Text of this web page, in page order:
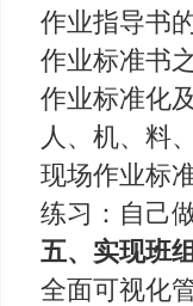
作业指导书
作业标准书
作业标准化
人、机、料
现场作业标
练习：自己
五、实现班
全面可视化